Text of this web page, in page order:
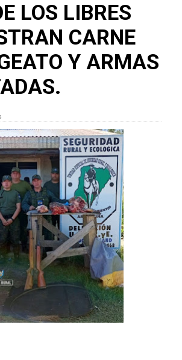
LOS LIBRES
CARNE
Y ARMAS